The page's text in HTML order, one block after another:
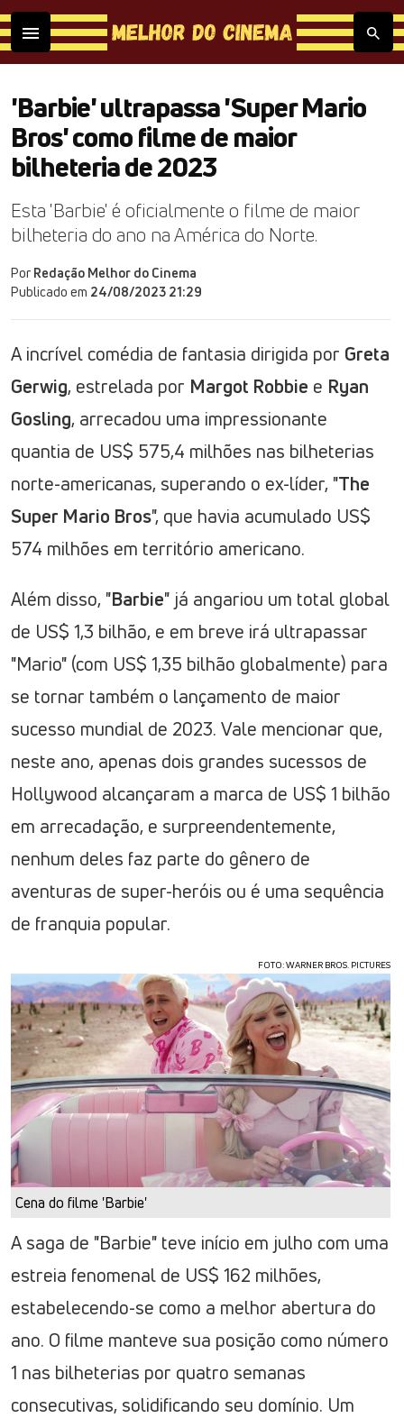
'Barbie' ultrapassa 'Super Mario
Bros' como filme de maior
bilheteria de 2023
Esta 'Barbie' é oficialmente o filme de maior
bilheteria do ano na América do Norte.
Por Redação Melhor do Cinema
Publicado em 24/08/2023 21:29
A incrível comédia de fantasia dirigida por Greta
Gerwig, estrelada por Margot Robbie e Ryan
Gosling, arrecadou uma impressionante
quantia de US$ 575,4 milhões nas bilheterias
norte-americanas, superando o ex-líder, "The
Super Mario Bros", que havia acumulado US$
574 milhões em território americano.
Além disso, "Barbie" já angariou um total global
de US$ 1,3 bilhão, e em breve irá ultrapassar
"Mario" (com US$ 1,35 bilhão globalmente) para
se tornar também o lançamento de maior
sucesso mundial de 2023. Vale mencionar que,
neste ano, apenas dois grandes sucessos de
Hollywood alcançaram a marca de US$ 1 bilhão
em arrecadação, e surpreendentemente,
nenhum deles faz parte do gênero de
aventuras de super-heróis ou é uma sequência
de franquia popular.
FOTO: WARNER BROS. PICTURES
Cena do filme 'Barbie'
A saga de "Barbie" teve início em julho com uma
estreia fenomenal de US$ 162 milhões,
estabelecendo-se como a melhor abertura do
ano. O filme manteve sua posição como número
1 nas bilheterias por quatro semanas
consecutivas, solidificando seu domínio. Um